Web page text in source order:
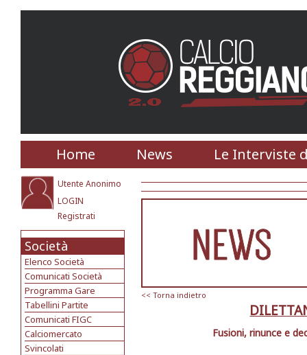
Home News Le Interviste
Utente Anonimo
LOGIN
Registrati
Società
Elenco Società
Comunicati Società
Programma Gare
Tabellini Partite
Comunicati FIGC
Calciomercato
Svincolati
<< Torna indietro
Fusioni, rinunce e